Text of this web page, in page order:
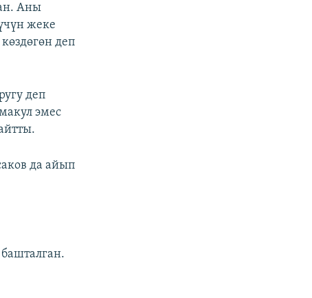
Аны
жеке
деп
деп
эмес
да айып